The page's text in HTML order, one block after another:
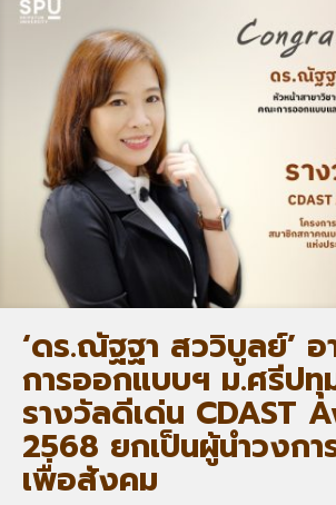
‘ดร.ณัฐฐา สววิบูลย์’
การออกแบบฯ ม.ศรีปทุ
รางวัลดีเด่น CDAST
2568 ยกเป็นผู้นำวงก
เพื่อสังคม